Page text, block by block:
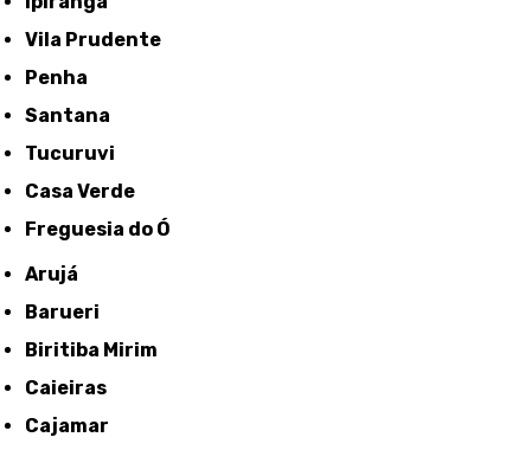
Vila Prudente
Penha
Santana
Tucuruvi
Casa Verde
Freguesia do Ó
Arujá
Barueri
Biritiba Mirim
Caieiras
Cajamar